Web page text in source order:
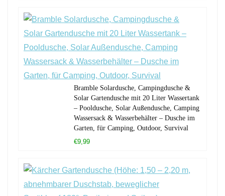
Bramble Solardusche, Campingdusche &
Solar Gartendusche mit 20 Liter Wassertank
– Pooldusche, Solar Außendusche, Camping
Wassersack & Wasserbehälter – Dusche im
Garten, für Camping, Outdoor, Survival
€9,99